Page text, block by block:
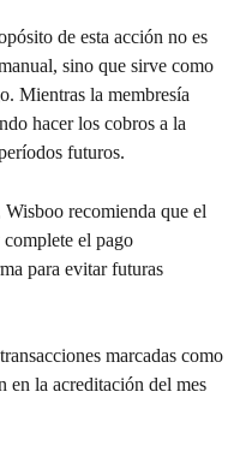
de esta acción no es
sino que sirve como
Mientras la membresía
hacer los cobros a la
futuros.
recomienda que el
el pago
para evitar futuras
marcadas como
en la acreditación del mes